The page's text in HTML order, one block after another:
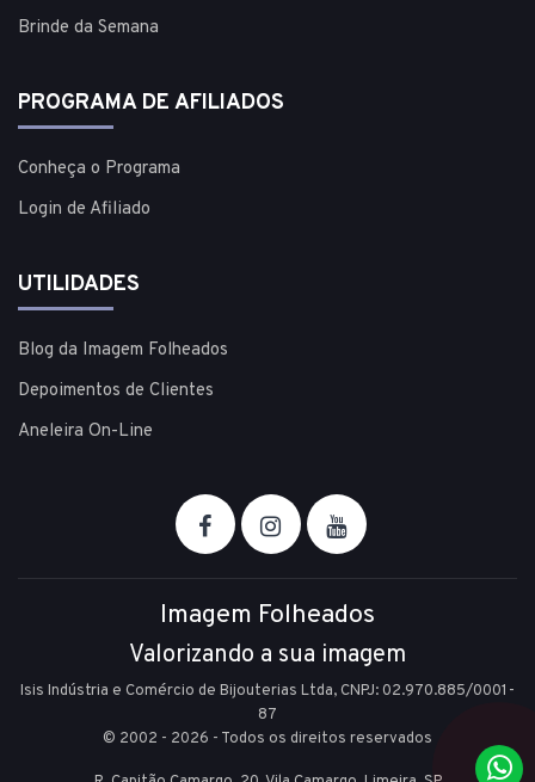
Brinde da Semana
PROGRAMA DE AFILIADOS
Conheça o Programa
Login de Afiliado
UTILIDADES
Blog da Imagem Folheados
Depoimentos de Clientes
Aneleira On-Line
Imagem Folheados
Valorizando a sua imagem
Isis Indústria e Comércio de Bijouterias Ltda, CNPJ: 02.970.885/0001-
87
© 2002 - 2026 - Todos os direitos reservados